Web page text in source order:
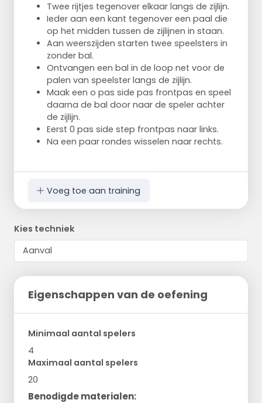
Twee rijtjes tegenover elkaar langs de zijlijn.
Ieder aan een kant tegenover een paal die
op het midden tussen de zijlijnen in staan.
Aan weerszijden starten twee speelsters in
zonder bal.
Ontvangen een bal in de loop net voor de
palen van speelster langs de zijlijn.
Maak een o pas side pas frontpas en speel
daarna de bal door naar de speler achter
de zijlijn.
Eerst 0 pas side step frontpas naar links.
Na een paar rondes wisselen naar rechts.
Voeg toe aan training
Kies techniek
Eigenschappen van de oefening
Minimaal aantal spelers
4
Maximaal aantal spelers
20
Benodigde materialen: